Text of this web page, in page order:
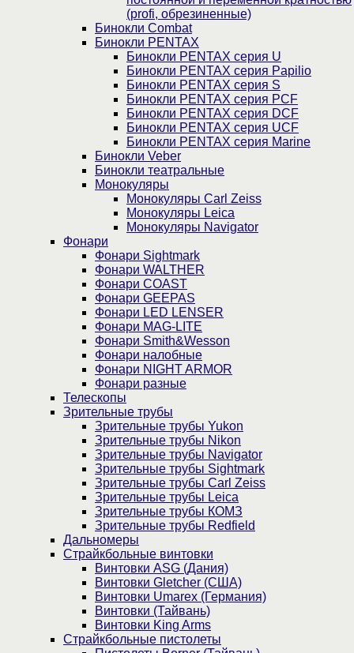
(profi, обрезиненные)
Бинокли Combat
Бинокли PENTAX
Бинокли PENTAX серия U
Бинокли PENTAX серия Papilio
Бинокли PENTAX серия S
Бинокли PENTAX серия PCF
Бинокли PENTAX серия DCF
Бинокли PENTAX серия UCF
Бинокли PENTAX серия Marine
Бинокли Veber
Бинокли театральные
Монокуляры
Монокуляры Carl Zeiss
Монокуляры Leica
Монокуляры Navigator
Фонари
Фонари Sightmark
Фонари WALTHER
Фонари COAST
Фонари GEEPAS
Фонари LED LENSER
Фонари MAG-LITE
Фонари Smith&Wesson
Фонари налобные
Фонари NIGHT ARMOR
Фонари разные
Телескопы
Зрительные трубы
Зрительные трубы Yukon
Зрительные трубы Nikon
Зрительные трубы Navigator
Зрительные трубы Sightmark
Зрительные трубы Carl Zeiss
Зрительные трубы Leica
Зрительные трубы КОМЗ
Зрительные трубы Redfield
Дальномеры
Страйкбольные винтовки
Винтовки ASG (Дания)
Винтовки Gletcher (США)
Винтовки Umarex (Германия)
Винтовки (Тайвань)
Винтовки King Arms
Страйкбольные пистолеты